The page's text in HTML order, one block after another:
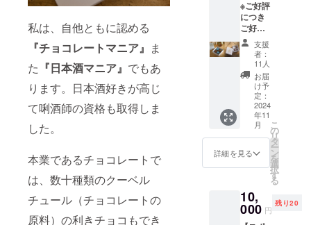
私は、自他ともに認める
『チョコレートマニア』 ま
た 『日本酒マニア』 でもあ
ります。日本酒好きが高じ
て唎酒師の資格も取得しま
した。
本業であるチョコレートで
は、数十種類のクーベル
チュール（チョコレートの
原料）の利きチョコもでき
コラティエ
2023年の冬
に、日本人
ならではの
味覚と感性
レートと日
本酒の魅力
チョコレー
を動かす、
豊かにする
ことを目指
※ご好評
につき
ご好評
につき
【追
加】い
たしま
した。
【発送
対応】
「Tatsu
nori
Sato」
ボンボ
ンショ
コラ
セット
（内
容）
支援
者：
11人
お届
け予
定：
2024
年11
月
詳細を見る
こ
の
リ
タ
ー
ン
を
選
択
す
る
10,
000 円
残り20